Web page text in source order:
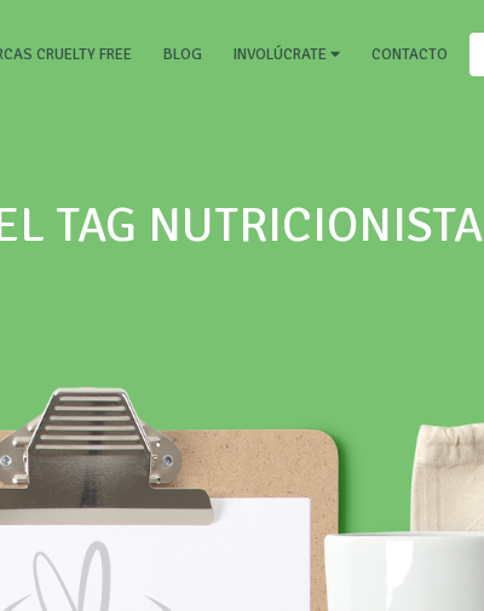
CRUELTY FREE BLOG INVOLÚCRATE CONTACTO
TAG NUTRICIONISTA